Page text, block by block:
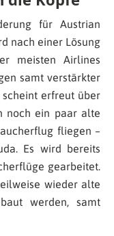
für Austrian
nach einer Lösung
meisten Airlines
samt verstärkter
scheint erfreut über
noch ein paar alte
fliegen –
Es wird bereits
gearbeitet.
wieder alte
werden, samt